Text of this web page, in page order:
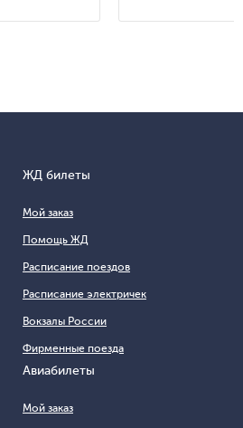
ЖД билеты
Мой заказ
Помощь ЖД
Расписание поездов
Расписание электричек
Вокзалы России
Фирменные поезда
Авиабилеты
Мой заказ